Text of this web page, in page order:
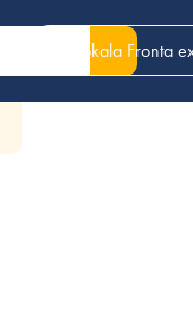
Din lokala Fronta